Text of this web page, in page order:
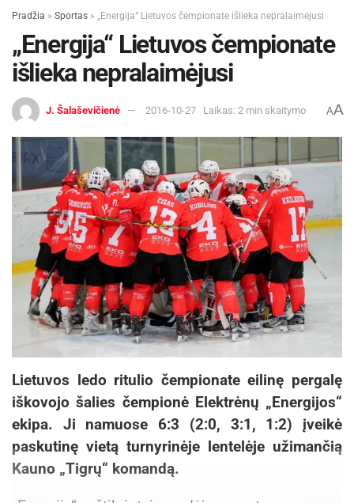
Pradžia » Sportas » „Energija“ Lietuvos čempionate išlieka nepralaimėjusi
„Energija“ Lietuvos čempionate
išlieka nepralaimėjusi
J. Šalaševičienė 2016-10-27 Laikas: 2 min skaitymo AA
Lietuvos ledo ritulio čempionate eilinę pergalę
iškovojo šalies čempionė Elektrėnų „Energijos“
ekipa. Ji namuose 6:3 (2:0, 3:1, 1:2) įveikė
paskutinę vietą turnyrinėje lentelėje užimančią
Kauno „Tigrų“ komandą.